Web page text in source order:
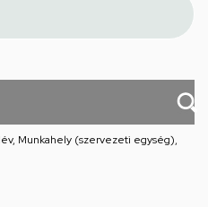
Munkahely (szervezeti egység),